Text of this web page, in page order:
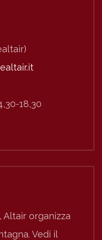
18,30
organizza
Vedi il